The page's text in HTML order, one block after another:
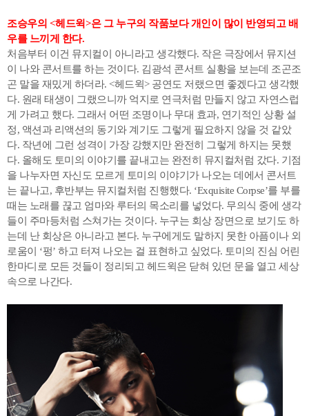
조승우의 <헤드윅>은 그 누구의 작품보다 개인이 많이 반영되고 배
우를 느끼게 한다.
처음부터 이건 뮤지컬이 아니라고 생각했다. 작은 극장에서 뮤지션
이 나와 콘서트를 하는 것이다. 김광석 콘서트 실황을 보는데 조곤조
곤 말을 재밌게 하더라. <헤드윅> 공연도 저랬으면 좋겠다고 생각했
다. 원래 태생이 그랬으니까 억지로 연극처럼 만들지 않고 자연스럽
게 가려고 했다. 그래서 어떤 조명이나 무대 효과, 연기적인 상황 설
정, 액션과 리액션의 동기와 계기도 그렇게 필요하지 않을 것 같았
다. 작년에 그런 성격이 가장 강했지만 완전히 그렇게 하지는 못했
다. 올해도 토미의 이야기를 끝내고는 완전히 뮤지컬처럼 갔다. 기점
을 나누자면 자신도 모르게 토미의 이야기가 나오는 데에서 콘서트
는 끝나고, 후반부는 뮤지컬처럼 진행했다. ‘Exquisite Corpse’를 부를
때는 노래를 끊고 엄마와 루터의 목소리를 넣었다. 무의식 중에 생각
들이 주마등처럼 스쳐가는 것이다. 누구는 회상 장면으로 보기도 하
는데 난 회상은 아니라고 본다. 누구에게도 말하지 못한 아픔이나 외
로움이 ‘펑’ 하고 터져 나오는 걸 표현하고 싶었다. 토미의 진심 어린
한마디로 모든 것들이 정리되고 헤드윅은 닫혀 있던 문을 열고 세상
속으로 나간다.